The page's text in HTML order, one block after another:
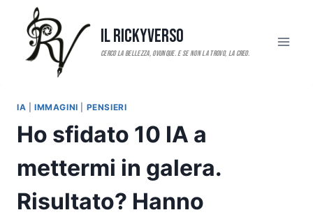
contenuto
Il RickyVerso
IA IMMAGINI PENSIERI
Ho sfidato 10 IA a
mettermi in galera.
Risultato? Hanno